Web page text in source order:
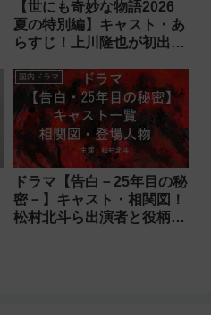
【世にも奇妙な物語2026
夏の特別編】キャスト・あ
らすじ！上川隆也が初出
国内ドラマ
ドラマ【告白－25年目の秘
密－】キャスト・相関図！
松村北斗ら出演者と役柄を